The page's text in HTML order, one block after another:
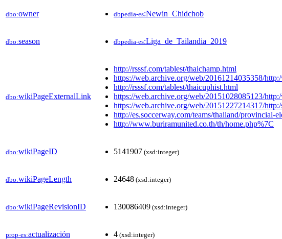
dbo:owner dbpedia-es:Newin_Chidchob
dbo:season dbpedia-es:Liga_de_Tailandia_2019
dbo:wikiPageExternalLink
http://rsssf.com/tablest/thaichamp.html
https://web.archive.org/web/20161214035358/
http://rsssf.com/tablest/thaicuphist.html
https://web.archive.org/web/20151028085123/
https://web.archive.org/web/20151227214317/
http://es.soccerway.com/teams/thailand/provincial-
http://www.buriramunited.co.th/th/home.php%7C
dbo:wikiPageID 5141907 (xsd:integer)
dbo:wikiPageLength 24648 (xsd:integer)
dbo:wikiPageRevisionID 130086409 (xsd:integer)
prop-es:actualización 4 (xsd:integer)